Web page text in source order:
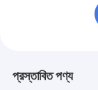
প্রস্তাবিত পণ্য